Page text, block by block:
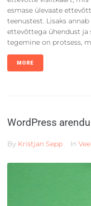
esmase ülevaate
teenustest. Lisaks
ettevõttega ühendust ja
tegemine on protsess,
MORE
WordPress
By Kristjan Sepp In